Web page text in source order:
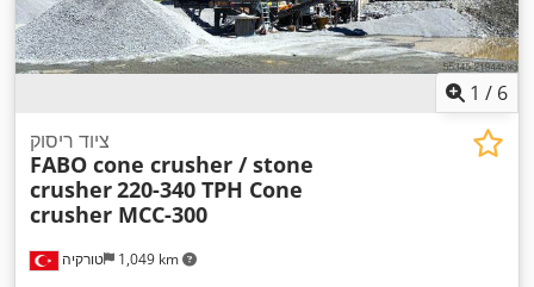
1 / 6
טורקיה 1,049 km
ציוד ריסוק
FABO cone crusher / stone
crusher220-340 TPH Cone
crusher MCC-300